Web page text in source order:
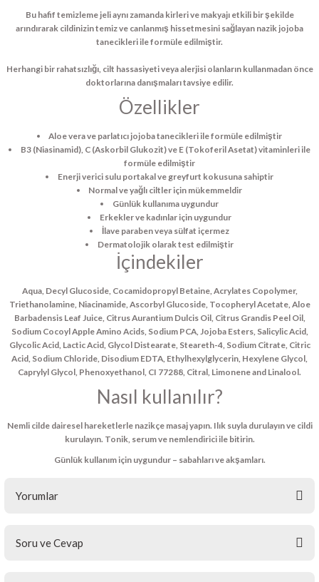
Bu hafif temizleme jeli aynı zamanda kirleri ve makyajı etkili bir şekilde
arındırarak cildinizin temiz ve canlanmış hissetmesini sağlayan nazik jojoba
tanecikleri ile formüle edilmiştir.
Herhangi bir rahatsızlığı, cilt hassasiyeti veya alerjisi olanların kullanmadan önce
doktorlarına danışmaları tavsiye edilir.
Özellikler
Aloe vera ve parlatıcı jojoba tanecikleri ile formüle edilmiştir
B3 (Niasinamid), C (Askorbil Glukozit) ve E (Tokoferil Asetat) vitaminleri ile
formüle edilmiştir
Enerji verici sulu portakal ve greyfurt kokusuna sahiptir
Normal ve yağlı ciltler için mükemmeldir
Günlük kullanıma uygundur
Erkekler ve kadınlar için uygundur
İlave paraben veya sülfat içermez
Dermatolojik olarak test edilmiştir
İçindekiler
Aqua, Decyl Glucoside, Cocamidopropyl Betaine, Acrylates Copolymer,
Triethanolamine, Niacinamide, Ascorbyl Glucoside, Tocopheryl Acetate, Aloe
Barbadensis Leaf Juice, Citrus Aurantium Dulcis Oil, Citrus Grandis Peel Oil,
Sodium Cocoyl Apple Amino Acids, Sodium PCA, Jojoba Esters, Salicylic Acid,
Glycolic Acid, Lactic Acid, Glycol Distearate, Steareth-4, Sodium Citrate, Citric
Acid, Sodium Chloride, Disodium EDTA, Ethylhexylglycerin, Hexylene Glycol,
Caprylyl Glycol, Phenoxyethanol, CI 77288, Citral, Limonene and Linalool.
Nasıl kullanılır?
Nemli cilde dairesel hareketlerle nazikçe masaj yapın. Ilık suyla durulayın ve cildi
kurulayın. Tonik, serum ve nemlendirici ile bitirin.
Günlük kullanım için uygundur – sabahları ve akşamları.
Yorumlar
Soru ve Cevap